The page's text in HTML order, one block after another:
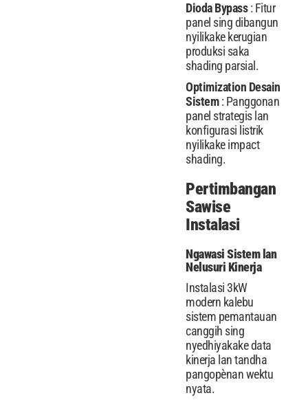
Dioda Bypass: Fitur
panel sing dibangun
nyilikake kerugian
produksi saka
shading parsial.
Optimization Desain
Sistem: Panggonan
panel strategis lan
konfigurasi listrik
nyilikake impact
shading.
Pertimbangan
Sawise
Instalasi
Ngawasi Sistem lan
Nelusuri Kinerja
Instalasi 3kW
modern kalebu
sistem pemantauan
canggih sing
nyedhiyakake data
kinerja lan tandha
pangopènan wektu
nyata.